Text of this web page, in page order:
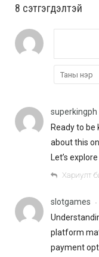
8 cэтгэгдэлтэй
superkingph
Ready to be
about this
Let’s explore
Хариулт
slotgames •
platform
payment